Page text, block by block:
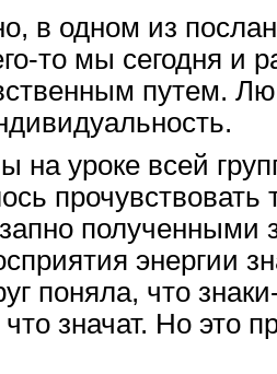
в одном из
то мы сегодня и
путем.
на уроке всей
энергии
поняла, что
значат. Но это